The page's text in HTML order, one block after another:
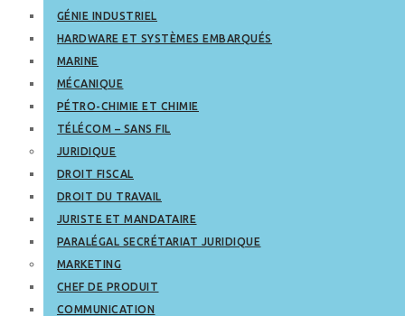
GÉNIE INDUSTRIEL
HARDWARE ET SYSTÈMES EMBARQUÉS
MARINE
MÉCANIQUE
PÉTRO-CHIMIE ET CHIMIE
TÉLÉCOM – SANS FIL
JURIDIQUE
DROIT FISCAL
DROIT DU TRAVAIL
JURISTE ET MANDATAIRE
PARALÉGAL SECRÉTARIAT JURIDIQUE
MARKETING
CHEF DE PRODUIT
COMMUNICATION